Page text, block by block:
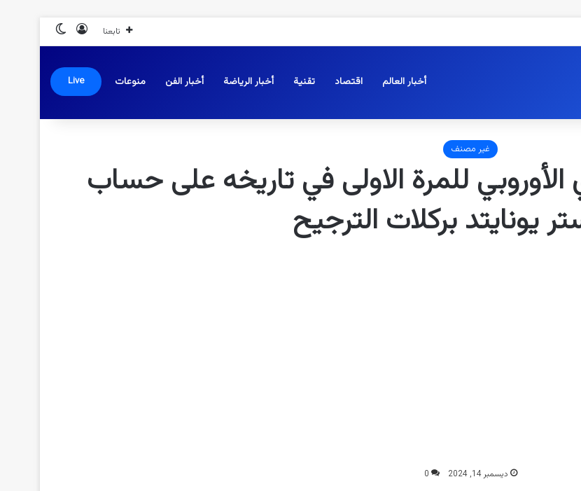
تابعنا تسجيل الدخول
أخبار العالم اقتصاد تقنية أخبار الرياضة أخبار الفن منوعات Live
غير مصنف
الأوروبي للمرة الاولى في تاريخه على حساب
يونايتد بركلات الترجيح
ديسمبر 14, 2024 0